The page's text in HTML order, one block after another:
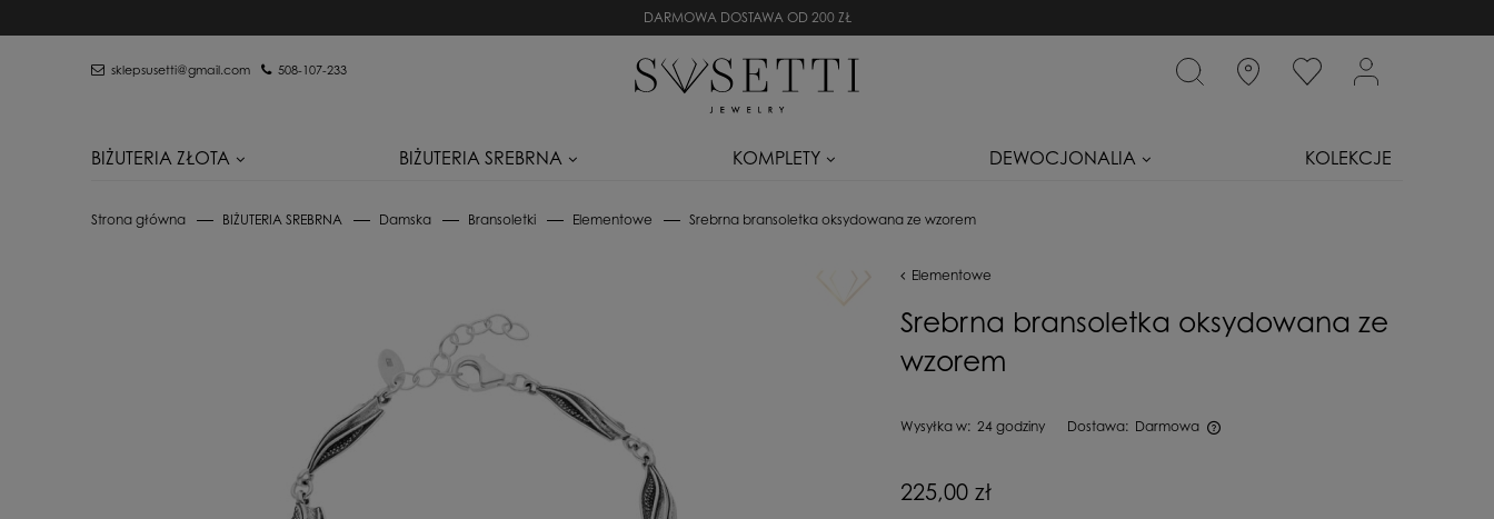
DARMOWA DOSTAWA OD 200 ZŁ
sklepsusetti@gmail.com 508-107-233
BIŻUTERIA ZŁOTA BIŻUTERIA SREBRNA KOMPLETY DEWOCJONALIA KOLEKCJE
Strona główna BIŻUTERIA SREBRNA Damska Bransoletki Elementowe Srebrna bransoletka oksydowana ze wzorem
Elementowe
Srebrna bransoletka oksydowana ze
wzorem
Wysyłka w: 24 godziny Dostawa: Darmowa
225,00 zł